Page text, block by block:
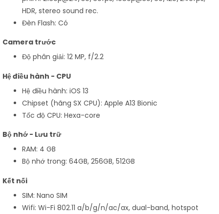
HDR, stereo sound rec.
Đèn Flash: Có
Camera trước
Độ phân giải: 12 MP, f/2.2
Hệ điều hành - CPU
Hệ điều hành: iOS 13
Chipset (hãng SX CPU): Apple A13 Bionic
Tốc độ CPU: Hexa-core
Bộ nhớ - Lưu trữ
RAM: 4 GB
Bộ nhớ trong: 64GB, 256GB, 512GB
Kết nối
SIM: Nano SIM
Wifi: Wi-Fi 802.11 a/b/g/n/ac/ax, dual-band, hotspot